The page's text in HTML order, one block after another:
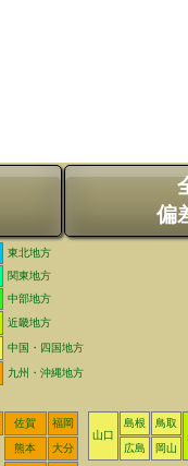
偏
東北地方
関東地方
中部地方
近畿地方
中国・四国地方
九州・沖縄地方
佐賀
福岡
山口
島根
鳥取
熊本
大分 広島 岡山